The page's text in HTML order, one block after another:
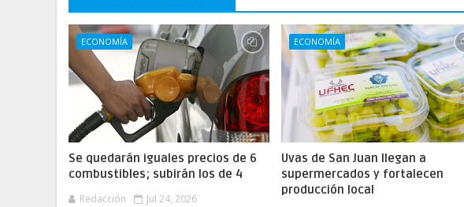
ECONOMÍA
Se quedarán iguales precios de 6
combustibles; subirán los de 4
Redacción Jul 24, 2026
ECONOMÍA
Uvas de San Juan llegan a
supermercados y fortalecen
producción local